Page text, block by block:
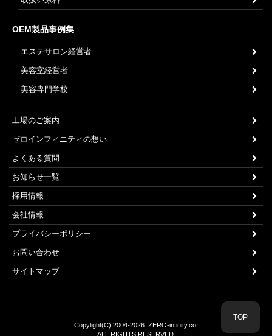
OEM製品事例集
エステサロン経営者
美容室経営者
美容専門学校
工場のご案内
ゼロインフィニティの想い
よくある質問
お知らせ一覧
採用情報
会社情報
プライバシーポリシー
お問い合わせ
サイトマップ
Copylight(C) 2004-2026. ZERO-infinity.co.
ALL RIGHTS RESERVED.
TOP